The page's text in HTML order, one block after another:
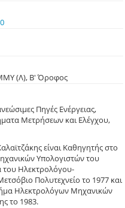
(Λ), Β' Όροφος
Πηγές Ενέργειας,
Μετρήσεων και Ελέγχου,
είναι Καθηγητής στο
Υπολογιστών του
του Ηλεκτρολόγου-
Πολυτεχνείο το 1977 και
Ηλεκτρολόγων Μηχανικών
το 1983.